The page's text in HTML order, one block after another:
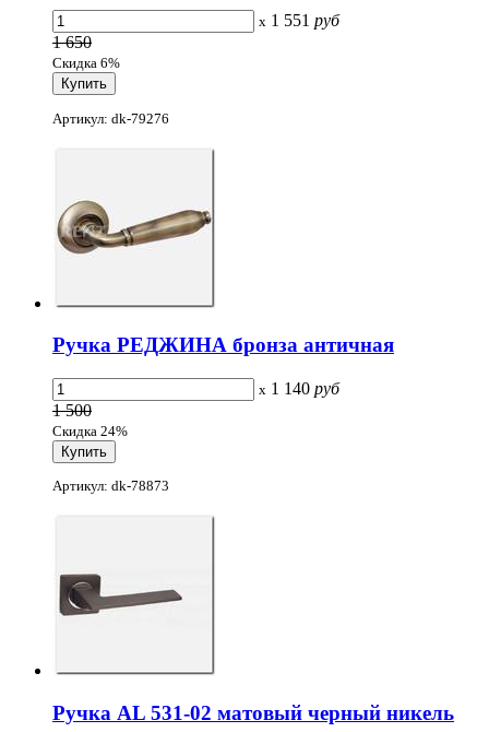
x 1 551 руб
1 650
Скидка 6%
Артикул: dk-79276
Ручка РЕДЖИНА бронза античная
x 1 140 руб
1 500
Скидка 24%
Артикул: dk-78873
Ручка AL 531-02 матовый черный никель